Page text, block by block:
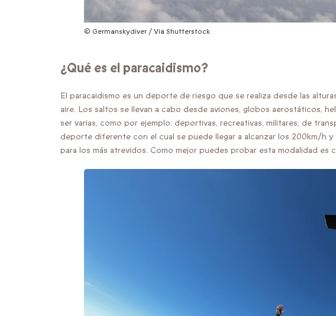
© Germanskydiver / Via Shutterstock
¿Qué es el paracaidismo?
El paracaidismo es un deporte de riesgo que se realiza desde las
aire. Los saltos se llevan a cabo desde aviones, globos aerostáticos,
ser varias, como por ejemplo: deportivas, recreativas, militares, de
deporte diferente con el cual se puede llegar a alcanzar los 200km/h
para los más atrevidos. Como mejor puedes probar esta modalidad es